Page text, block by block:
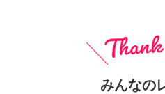
みんなの